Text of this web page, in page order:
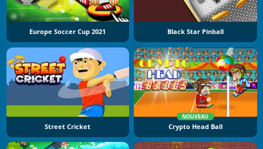
Europe Soccer Cup 2021 Black Star Pinball
Street Cricket
NOUVEAU
Crypto Head Ball